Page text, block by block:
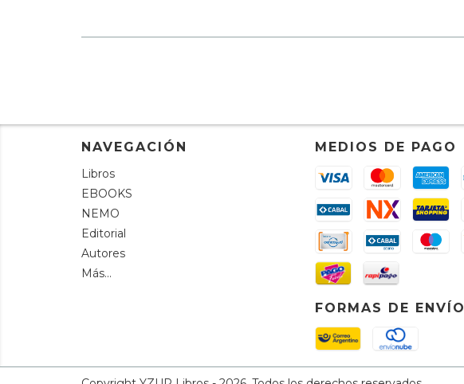
NAVEGACIÓN
Libros
EBOOKS
NEMO
Editorial
Autores
Más...
MEDIOS DE PAGO
FORMAS DE ENVÍO